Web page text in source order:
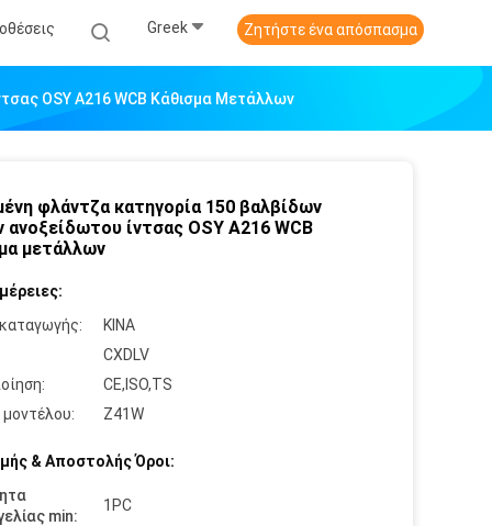
Greek Ζητήστε ένα απόσπασμα
OSY A216 WCB Κάθισμα Μετάλλων
φλάντζα κατηγορία 150 βαλβίδων
ίντσας OSY A216 WCB
μετάλλων
ΚΙΝΑ
CXDLV
CE,ISO,TS
Z41W
& Αποστολής Όροι:
min:
1PC